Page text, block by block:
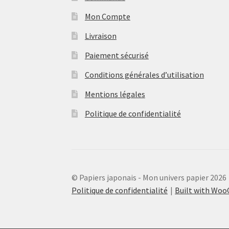
Mon Compte
Livraison
Paiement sécurisé
Conditions générales d’utilisation
Mentions légales
Politique de confidentialité
© Papiers japonais - Mon univers papier 2026
Politique de confidentialité
Built with